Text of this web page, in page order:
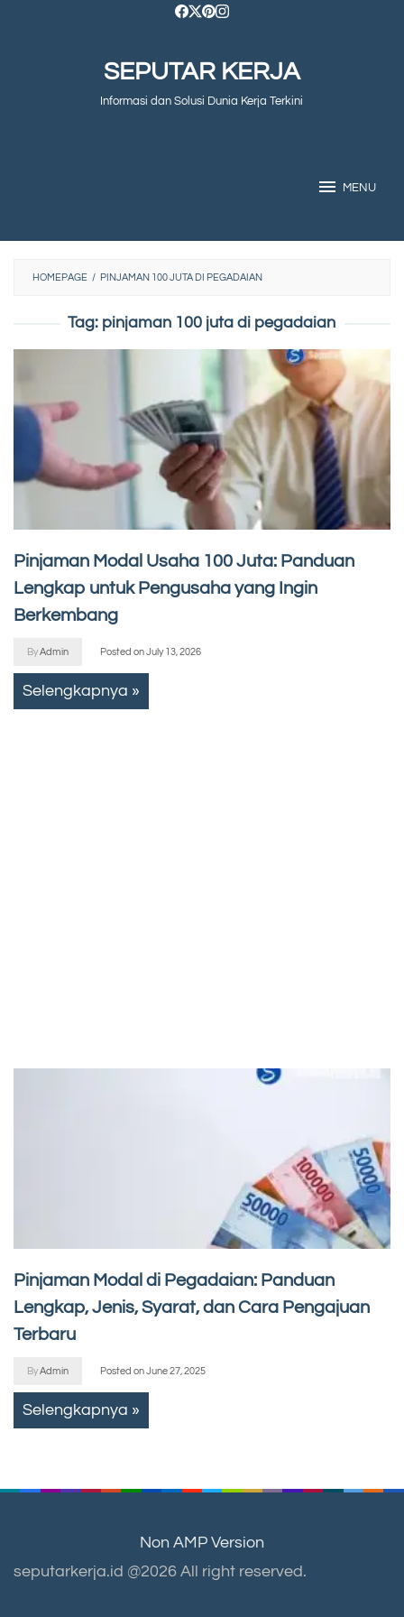
SEPUTAR KERJA
Informasi dan Solusi Dunia Kerja Terkini
MENU
HOMEPAGE / PINJAMAN 100 JUTA DI PEGADAIAN
Tag: pinjaman 100 juta di pegadaian
Pinjaman Modal Usaha 100 Juta: Panduan
Lengkap untuk Pengusaha yang Ingin
Berkembang
ByAdmin Posted onJuly 13, 2026
Selengkapnya »
Pinjaman Modal di Pegadaian: Panduan
Lengkap, Jenis, Syarat, dan Cara Pengajuan
Terbaru
ByAdmin Posted onJune 27, 2025
Selengkapnya »
Non AMP Version
seputarkerja.id @2026 All right reserved.